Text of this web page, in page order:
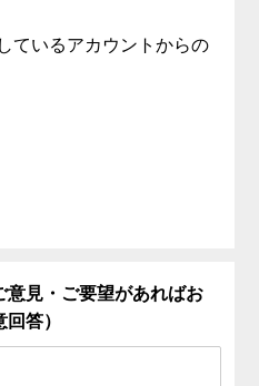
ているアカウントからの
意見・ご要望があればお
答）